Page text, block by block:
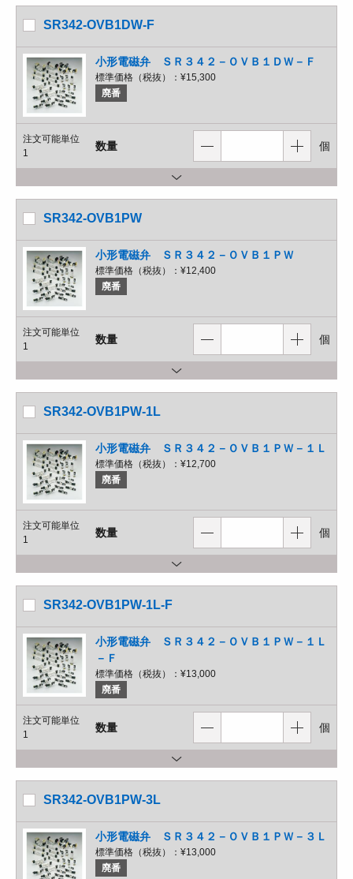
SR342-OVB1DW-F
小形電磁弁 ＳＲ３４２－ＯＶＢ１ＤＷ－Ｆ
標準価格（税抜）： ¥15,300
廃番
注文可能単位
1
数量 個
SR342-OVB1PW
小形電磁弁 ＳＲ３４２－ＯＶＢ１ＰＷ
標準価格（税抜）： ¥12,400
廃番
注文可能単位
1
数量 個
SR342-OVB1PW-1L
小形電磁弁 ＳＲ３４２－ＯＶＢ１ＰＷ－１Ｌ
標準価格（税抜）： ¥12,700
廃番
注文可能単位
1
数量 個
SR342-OVB1PW-1L-F
小形電磁弁 ＳＲ３４２－ＯＶＢ１ＰＷ－１Ｌ
－Ｆ
標準価格（税抜）： ¥13,000
廃番
注文可能単位
1
数量 個
SR342-OVB1PW-3L
小形電磁弁 ＳＲ３４２－ＯＶＢ１ＰＷ－３Ｌ
標準価格（税抜）： ¥13,000
廃番